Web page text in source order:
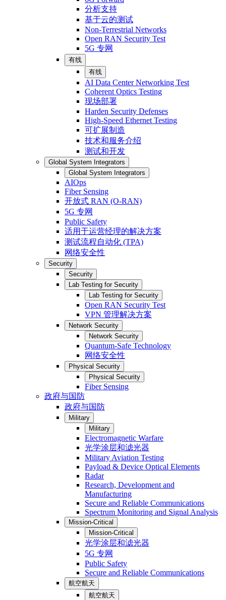
分析支持
基于云的测试
Non-Terrestrial Networks
Open RAN Security Test
5G 专网
有线
有线
AI Data Center Networking Test
Coherent Optics Testing
现场部署
Harden Security Defenses
High-Speed Ethernet Testing
可扩展制造
技术和服务介绍
测试和开发
Global System Integrators
Global System Integrators
AIOps
Fiber Sensing
开放式 RAN (O-RAN)
5G 专网
Public Safety
适用于运营经理的解决方案
测试流程自动化 (TPA)
网络安全性
Security
Security
Lab Testing for Security
Lab Testing for Security
Open RAN Security Test
VPN 管理解决方案
Network Security
Network Security
Quantum-Safe Technology
网络安全性
Physical Security
Physical Security
Fiber Sensing
政府与国防
政府与国防
Military
Military
Electromagnetic Warfare
光学涂层和滤光器
Military Aviation Testing
Payload & Device Optical Elements
Radar
Research, Development and
Manufacturing
Secure and Reliable Communications
Spectrum Monitoring and Signal Analysis
Mission-Critical
Mission-Critical
光学涂层和滤光器
5G 专网
Public Safety
Secure and Reliable Communications
航空航天
航空航天